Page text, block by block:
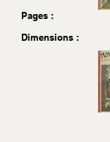
Pages :
Dimensions :